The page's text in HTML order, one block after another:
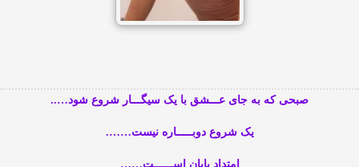
صبحی که به جای عـــشق با یک سیگـــار شروع شود…..
یک شروع دوبـــــاره نیست…….
امتداد پایان اســــــت……